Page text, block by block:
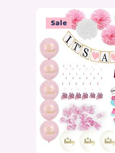
was:
€31,99.
is:
€17,99.
Sale
Toevoegen